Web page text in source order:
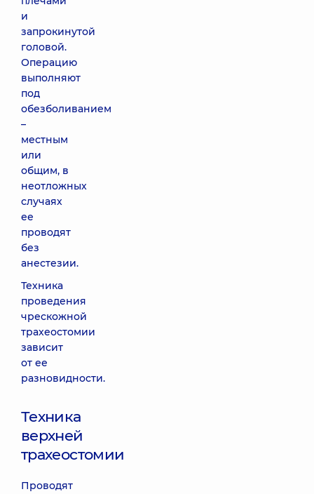
и
запрокинутой
головой.
Операцию
выполняют
под
обезболиванием
–
местным
или
общим, в
неотложных
случаях
ее
проводят
без
анестезии.
Техника
проведения
чрескожной
трахеостомии
зависит
от ее
разновидности.
Техника
верхней
трахеостомии
Проводят